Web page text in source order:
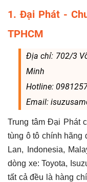
1. Đại Phát -
TPHCM
Địa chỉ: 702/3
Minh
Hotline:
Email:
Trung tâm Đại Phát
tùng ô tô chính
Lan, Indonesia,
dòng xe: Toyota,
tất cả đều là hàng